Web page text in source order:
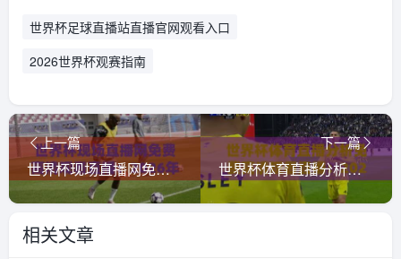
世界杯足球直播站直播官网观看入口
2026世界杯观赛指南
上一篇
世界杯现场直播网免费高清观看直播：2026年看球新姿势，这些平台真心不错！
下一篇
世界杯体育直播分析免费高清观看直播：2026年球迷必看的五大观赛技巧与平台推荐
相关文章